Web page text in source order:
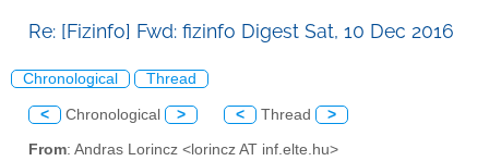
Re: [Fizinfo] Fwd: fizinfo Digest Sat, 10 Dec 2016
Chronological Thread
< Chronological > < Thread >
From: Andras Lorincz <lorincz AT inf.elte.hu>